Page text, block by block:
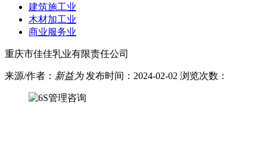
建筑施工业
木材加工业
商业服务业
重庆市佳佳乳业有限责任公司
来源/作者： 新益为发布时间：2024-02-02 浏览次数：